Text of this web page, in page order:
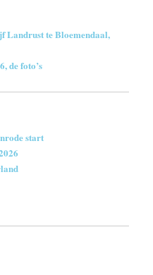
Landrust te Bloemendaal,
de foto’s
start